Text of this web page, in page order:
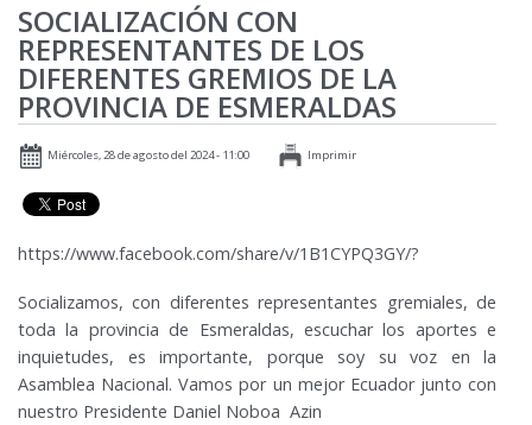
LEGISLAMOS
FISCALIZAMOS
TRANSPARENCIA
PRENSA
PARTICIPACIÓN
RELACIONES INTERNACIONALES
AGENDA
SOCIALIZACIÓN CON
REPRESENTANTES DE LOS
DIFERENTES GREMIOS DE LA
PROVINCIA DE ESMERALDAS
Miércoles, 28 de agosto del 2024 - 11:00 Imprimir
https://www.facebook.com/share/v/1B1CYPQ3GY/?
Socializamos, con diferentes representantes gremiales, de
toda la provincia de Esmeraldas, escuchar los aportes e
inquietudes, es importante, porque soy su voz en la
Asamblea Nacional. Vamos por un mejor Ecuador junto con
nuestro Presidente Daniel Noboa Azin